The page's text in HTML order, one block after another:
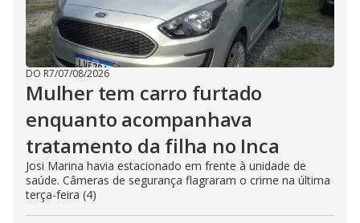
DO R7/07/08/2026
Mulher tem carro furtado
enquanto acompanhava
tratamento da filha no Inca
Josi Marina havia estacionado em frente à unidade de
saúde. Câmeras de segurança flagraram o crime na última
terça-feira (4)